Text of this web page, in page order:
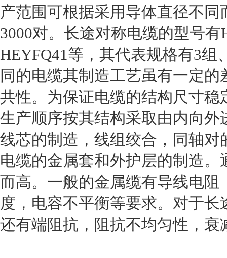
产范围可根据采用导体直径不
3000对。长途对称电缆的型号有
HEYFQ41等，其代表规格有3组
同的电缆其制造工艺虽有一定
共性。为保证电缆的结构尺寸
生产顺序按其结构采取由内向
线芯的制造，线组绞合，同轴
电缆的金属套和外护层的制造
而高。一般的金属缆有导线电
度，电容不平衡等要求。对于
还有端阻抗，阻抗不均匀性，